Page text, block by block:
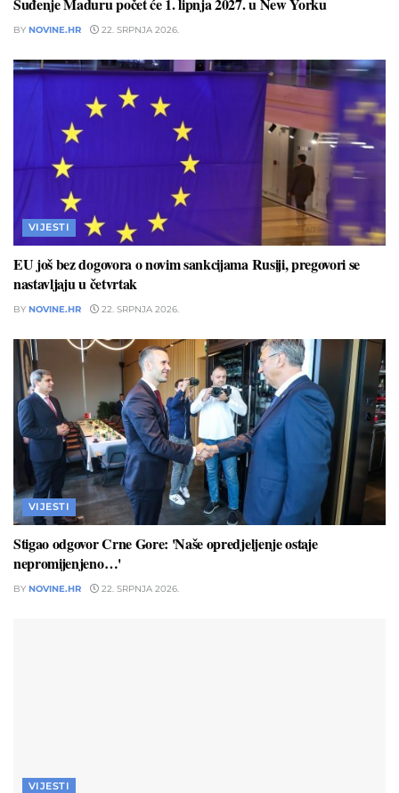
BY NOVINE.HR 22. SRPNJA 2026.
VIJESTI
EU još bez dogovora o novim sankcijama Rusiji, pregovori se
nastavljaju u četvrtak
BY NOVINE.HR 22. SRPNJA 2026.
VIJESTI
Stigao odgovor Crne Gore: 'Naše opredjeljenje ostaje
nepromijenjeno…'
BY NOVINE.HR 22. SRPNJA 2026.
VIJESTI